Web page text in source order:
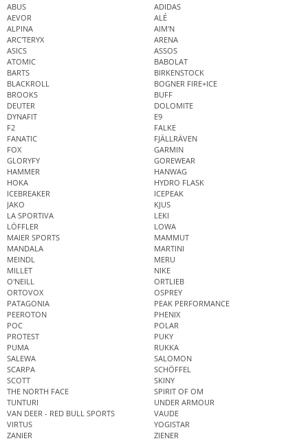
ABUS
ADIDAS
AEVOR
ALÉ
ALPINA
AIM'N
ARC'TERYX
ARENA
ASICS
ASSOS
ATOMIC
BABOLAT
BARTS
BIRKENSTOCK
BLACKROLL
BOGNER FIRE+ICE
BROOKS
BUFF
DEUTER
DOLOMITE
DYNAFIT
E9
F2
FALKE
FANATIC
FJÄLLRÄVEN
FOX
GARMIN
GLORYFY
GOREWEAR
HAMMER
HANWAG
HOKA
HYDRO FLASK
ICEBREAKER
ICEPEAK
JAKO
KJUS
LA SPORTIVA
LEKI
LÖFFLER
LOWA
MAIER SPORTS
MAMMUT
MANDALA
MARTINI
MEINDL
MERU
MILLET
NIKE
O'NEILL
ORTLIEB
ORTOVOX
OSPREY
PATAGONIA
PEAK PERFORMANCE
PEEROTON
PHENIX
POC
POLAR
PROTEST
PUKY
PUMA
RUKKA
SALEWA
SALOMON
SCARPA
SCHÖFFEL
SCOTT
SKINY
THE NORTH FACE
SPIRIT OF OM
TUNTURI
UNDER ARMOUR
VAN DEER - RED BULL SPORTS
VAUDE
VIRTUS
YOGISTAR
ZANIER
ZIENER